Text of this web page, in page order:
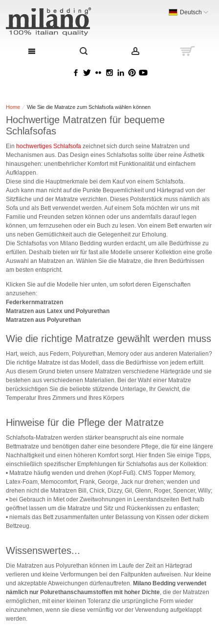
Deutsch
Home Wie Sie die Matratze zum Schlafsofa wählen können
Hochwertige Matratzen für bequeme
Schlafsofas
Ein hochwertiges Schlafsofa zeichnet sich durch seine Matratzen und
Mechanismen aus. Das Design eines Schlafsofas sollte über reine Ästhetik
hinausgehen: unentbehrlicher Komfort mit Funktionalität und einfachem
Aufklappen.
Diese sind die Hauptmerkmale bei dem Kauf von einem Schlafsofa.
Auch kann man nicht auf die Punkte Bequemlichkeit und Härtegrad von der
Sitzfläche und der Matratze verzichten. Dieses Polsterstück muss nämlich als
Sofa und als Bett verwendet werden. Auf einem Sofa möchten wir uns mit
Familie und Freunden setzen können oder uns andernfalls darauf legen
können, um fernzusehen oder ein Buch zu lesen. Von einem Bett erwarten wir
uns neben Gemütlichkeit auch die Gelegenheit zur Erholung.
Die Schlafsofas von Milano Bedding wurden erdacht, um alle Bedürfnisse zu
erfüllen. Deshalb bieten wir für fast alle Modelle unserer Kollektion eine große
Auswahl an Matratzen an. Wählen Sie die Matratze, die Ihren Bedürfnissen
am besten entspricht.
Klicken Sie auf die Modelle hier unten, um sofort deren Eigenschaften
anzusehen:
Federkernmatratzen
Matratzen aus Latex und Polyurethan
Matratzen aus Polyurethan
Wie die richtige Matratze gewählt werden muss
Hart, weich, aus Federn, Polyurethan, Memory oder aus anderen Materialien?
Die richtige Matratze ist das Modell, dass die Bedürfnisse von jedem erfüllt.
Aus diesem Grund bieten unsere Matratzen verschiedene Härtegräde und sie
bestehen aus verschiedenen Materialien. Bei der Wahl einer Matratze
berücksichtigen Sie die beliebte stützende Unterlage, Ihr Gewicht, die
Temperatur Ihres Zimmers und Ihres Körpers
Hinweise für die Pflege der Matratze
Schlafsofa-Matratzen werden stärker beansprucht als eine normale
Bettmatratze und benötigen daher eine besondere Pflege, die für eine längere
Nachhaltigkeit und einen höheren Komfort sorgt. Hier finden Sie einige Tipps,
einschließlich spezifischer Empfehlungen für Schlafsofas aus der Kollektion:
• Matratze häufig wenden und drehen (Kopf-Fuß). CMS Topper Memory,
Latex-Foam, Memocomfort, Frank, George, Jack nur drehen; wenden und
drehen nicht die Matratzen Bill, Chick, Dizzy, Gil, Glenn, Roger, Spencer, Willy;
• bei Gebrauch in Miet oder Zweitwohnungen in Leerstandszeiten Bett halb
geöffnet lassen um die Matratze und Sitz und Rückenkissen zu entlasten;
• niemals das Bett zusammenfalten unter Belassung von Kissen oder dickem
Bettzeug.
Wissenswertes...
Die Matratzen aus Polyurethan können im Laufe der Zeit an Härtegrad
verlieren und kleine Verformungen bei den Faltpunkten aufweisen. Nur kleine
und akzeptable Abweichungen dürfenauftreten. Milano Bedding verwendet
nämlich nur Polurethanschaumstoffen mit hoher Dichte , die der Matratzen
ermöglichen, mit einer kleinen Toleranz die ursprüngliche Form wieder
einzunehmen, wenn sie diese vernünftig vor der Verwendung aufgeklappt
werden.